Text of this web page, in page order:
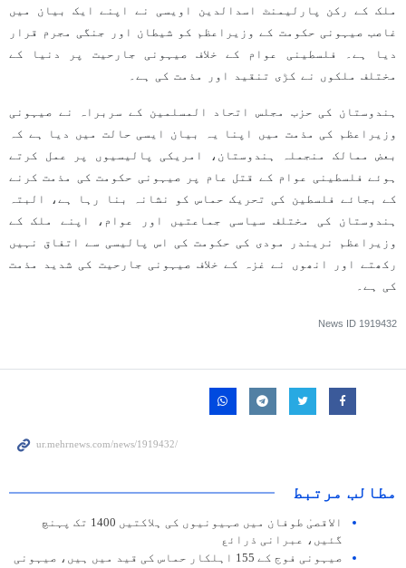
ملک کے رکن پارلیمنٹ اسدالدین اویسی نے اپنے ایک بیان میں
غاصب صیہونی حکومت کے وزیراعظم کو شیطان اور جنگی مجرم قرار
دیا ہے۔ فلسطینی عوام کے خلاف صیہونی جارحیت پر دنیا کے
مختلف ملکوں نے کڑی تنقید اور مذمت کی ہے۔
ہندوستان کی حزب مجلس اتحاد المسلمین کے سربراہ نے صیہونی
وزیراعظم کی مذمت میں اپنا یہ بیان ایسی حالت میں دیا ہے کہ
بعض ممالک منجملہ ہندوستان، امریکی پالیسیوں پر عمل کرتے
ہوئے فلسطینی عوام کے قتل عام پر صیہونی حکومت کی مذمت کرنے
کے بجائے فلسطین کی تحریک حماس کو نشانہ بنا رہا ہے، البتہ
ہندوستان کی مختلف سیاسی جماعتیں اور عوام، اپنے ملک کے
وزیراعظم نریندر مودی کی حکومت کی اس پالیسی سے اتفاق نہیں
رکھتے اور انھوں نے غزہ کے خلاف صیہونی جارحیت کی شدید مذمت
کی ہے۔
News ID 1919432
مطالب مرتبط
الاقصیٰ طوفان میں صہیونیوں کی ہلاکتیں 1400 تک پہنچ
گئیں، عبرانی ذرائع
صیہونی فوج کے 155 اہلکار حماس کی قید میں ہیں، صیہونی